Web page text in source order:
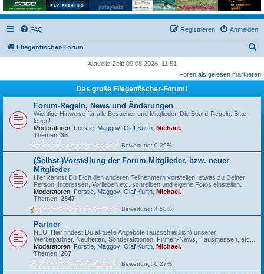
FAQ Anmelden
Registrieren
Fliegenfischer-Forum
c
Aktuelle Zeit: 09.08.2026, 11:51
Foren als gelesen markieren
Das große Fliegenfischer-Forum!
Forum-Regeln, News und Änderungen
Wichtige Hinweise für alle Besucher und Mitglieder. Die Board-Regeln. Bitte
lesen!
Moderatoren: Forstie Maggov Olaf Kurth
Michael.
Themen: 35
Bewertung: 0.29%
(Selbst-)Vorstellung der Forum-Mitglieder, bzw. neuer
Mitglieder
Hier kannst Du Dich den anderen Teilnehmern vorstellen, etwas zu Deiner
Person, Interessen, Vorlieben etc. schreiben und eigene Fotos einstellen.
Moderatoren: Forstie Maggov Olaf Kurth
Michael.
Themen: 2847
Bewertung: 4.58%
Partner
NEU: Hier findest Du aktuelle Angebote (ausschließlich) unserer
Werbepartner. Neuheiten, Sonderaktionen, Firmen-News, Hausmessen, etc...
Moderatoren: Forstie Maggov Olaf Kurth
Michael.
Themen: 267
Bewertung: 0.27%